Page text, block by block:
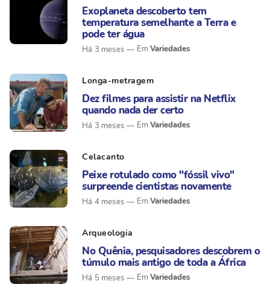
Exoplaneta descoberto tem
temperatura semelhante a Terra e
pode ter água
Há 3 meses Variedades
Longa-metragem
Dez filmes para assistir na Netflix
quando nada der certo
Há 3 meses Variedades
Celacanto
Peixe rotulado como "fóssil vivo"
surpreende cientistas novamente
Há 4 meses Variedades
Arqueologia
No Quênia, pesquisadores descobrem o
túmulo mais antigo de toda a África
Há 5 meses Variedades